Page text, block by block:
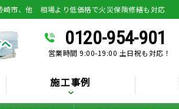
市、他 相場より低価格で火災保険修繕も対応
0120-954-901
営業時間 9:00-19:00 土日祝も対応！
施工事例